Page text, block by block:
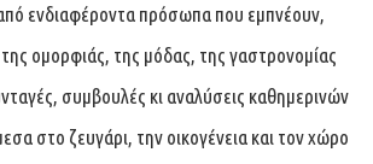
ενδιαφέροντα πρόσωπα που εμπνέουν,
ομορφιάς, της μόδας, της γαστρονομίας
συμβουλές κι αναλύσεις καθημερινών
στο ζευγάρι, την οικογένεια και τον χώρο